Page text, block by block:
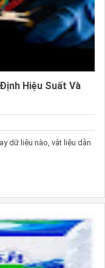
Hiệu Suất Và
dữ liệu nào, vật liệu dẫn